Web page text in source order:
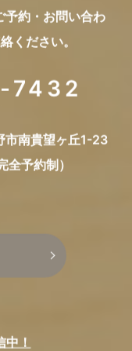
予約・お問い合わ
ください。
7432
南貴望ヶ丘1-23
予約制）
！